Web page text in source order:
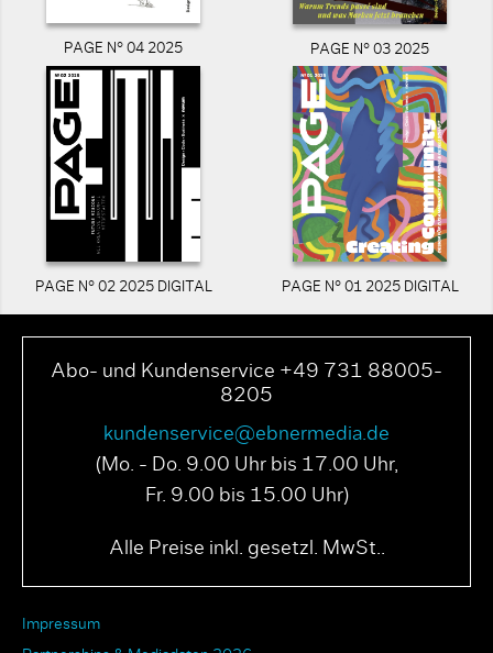
PAGE N° 04 2025 PAGE N° 03 2025
PAGE N° 02 2025 DIGITAL PAGE N° 01 2025 DIGITAL
Abo- und Kundenservice +49 731 88005-
8205
kundenservice@ebnermedia.de
(Mo. - Do. 9.00 Uhr bis 17.00 Uhr,
Fr. 9.00 bis 15.00 Uhr)
Alle Preise inkl. gesetzl. MwSt..
Impressum